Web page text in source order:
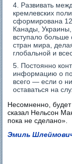
Развивать
кремлевских
сформирована
Канады,
вступало больше
стран мира,
глобальной и
Постоянно
информацию о
всего — если о
оставаться на
Несомненно,
сказал Нельсон
пока не сделано».
Эмиль